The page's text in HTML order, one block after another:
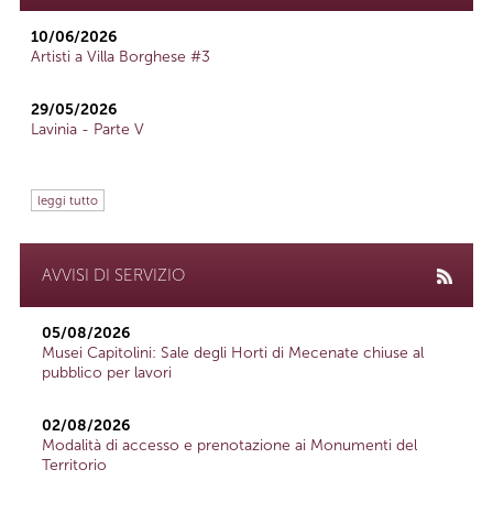
10/06/2026
Artisti a Villa Borghese #3
29/05/2026
Lavinia - Parte V
leggi tutto
AVVISI DI SERVIZIO
05/08/2026
Musei Capitolini: Sale degli Horti di Mecenate chiuse al
pubblico per lavori
02/08/2026
Modalità di accesso e prenotazione ai Monumenti del
Territorio